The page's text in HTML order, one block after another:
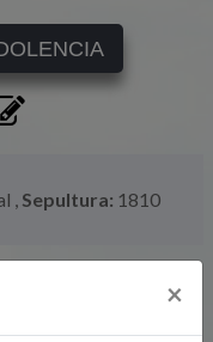
, Sepultura: 1810
×